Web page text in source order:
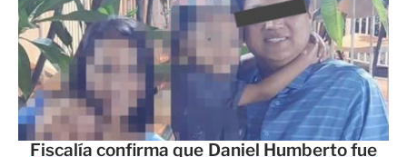
Fiscalía confirma que Daniel Humberto fue